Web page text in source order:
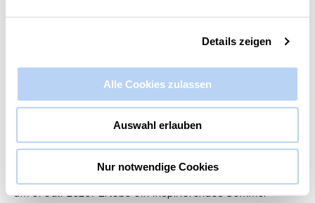
Details zeigen
Alle Cookies zulassen
Auswahl erlauben
Nur notwendige Cookies
Seid dabei beim Sommerfest des Collective Incubator
am 8. Juli 2026! Erlebe ein inspirierendes Sommer-